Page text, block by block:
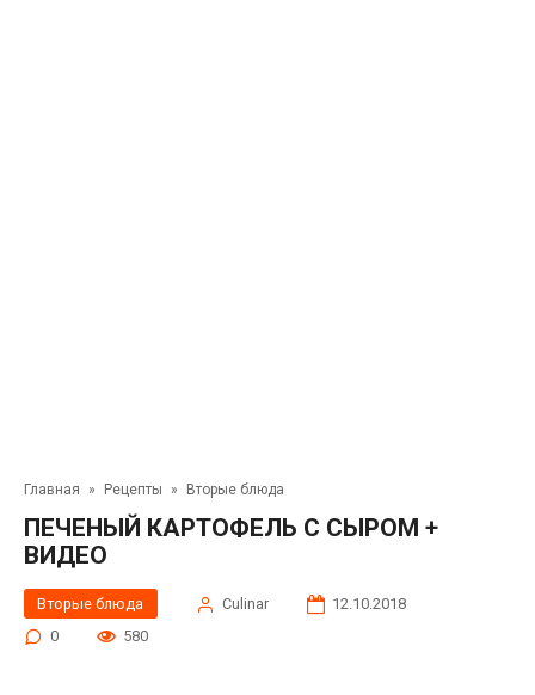
Главная » Рецепты » Вторые блюда
ПЕЧЕНЫЙ КАРТОФЕЛЬ С СЫРОМ +
ВИДЕО
Вторые блюда Сulinar
12.10.2018
0
580